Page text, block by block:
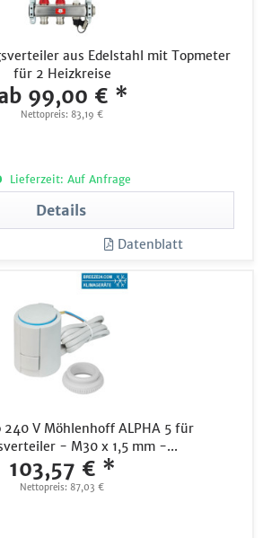
aus Edelstahl mit Topmeter
für 2 Heizkreise
99,00 € *
Nettopreis: 83,19 €
Lieferzeit: Auf Anfrage
Details
Datenblatt
V Möhlenhoff ALPHA 5 für
- M30 x 1,5 mm -...
103,57 € *
Nettopreis: 87,03 €